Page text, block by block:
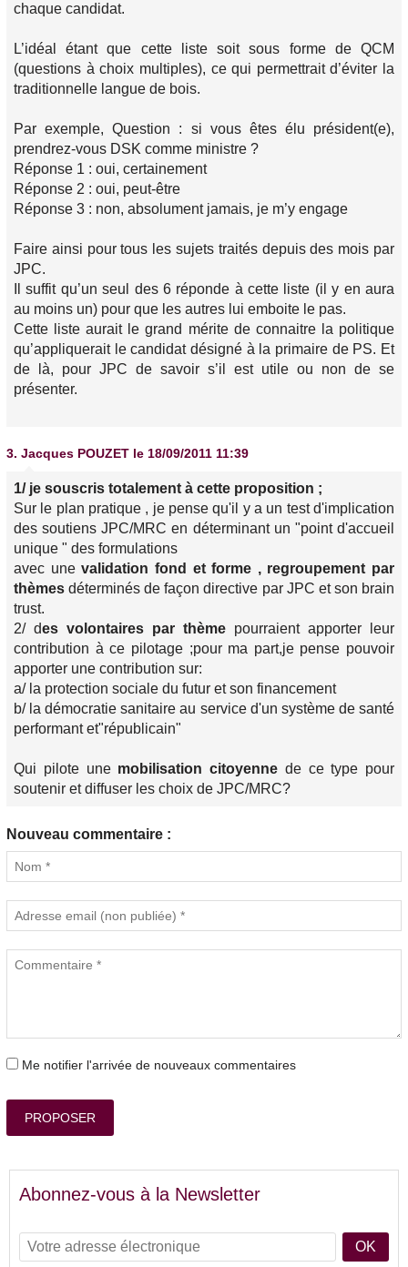
chaque candidat.
L’idéal étant que cette liste soit sous forme de QCM
(questions à choix multiples), ce qui permettrait d’éviter la
traditionnelle langue de bois.
Par exemple, Question : si vous êtes élu président(e),
prendrez-vous DSK comme ministre ?
Réponse 1 : oui, certainement
Réponse 2 : oui, peut-être
Réponse 3 : non, absolument jamais, je m’y engage
Faire ainsi pour tous les sujets traités depuis des mois par
JPC.
Il suffit qu’un seul des 6 réponde à cette liste (il y en aura
au moins un) pour que les autres lui emboite le pas.
Cette liste aurait le grand mérite de connaitre la politique
qu’appliquerait le candidat désigné à la primaire de PS. Et
de là, pour JPC de savoir s’il est utile ou non de se
présenter.
3. Jacques POUZET le 18/09/2011 11:39
1/ je souscris totalement à cette proposition ;
Sur le plan pratique , je pense qu'il y a un test d'implication
des soutiens JPC/MRC en déterminant un "point d'accueil
unique " des formulations
avec unevalidation fond et forme , regroupement par
thèmes déterminés de façon directive par JPC et son brain
trust.
2/ des volontaires par thème pourraient apporter leur
contribution à ce pilotage ;pour ma part,je pense pouvoir
apporter une contribution sur:
a/ la protection sociale du futur et son financement
b/ la démocratie sanitaire au service d'un système de santé
performant et"républicain"
Qui pilote une mobilisation citoyenne de ce type pour
soutenir et diffuser les choix de JPC/MRC?
Nouveau commentaire :
Me notifier l'arrivée de nouveaux commentaires
PROPOSER
Abonnez-vous à la Newsletter
OK